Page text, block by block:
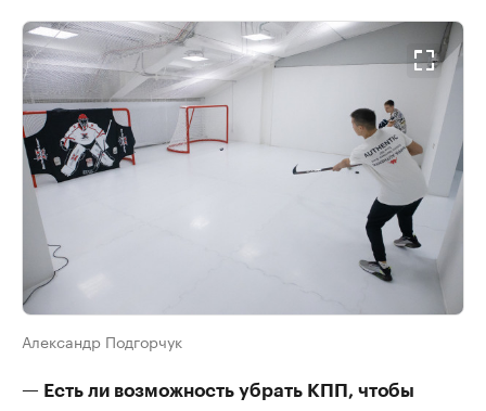
Александр Подгорчук
— Есть ли возможность убрать КПП, чтобы